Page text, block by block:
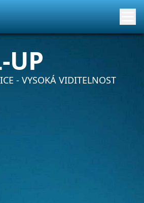
UP
- VYSOKÁ VIDITELNOST